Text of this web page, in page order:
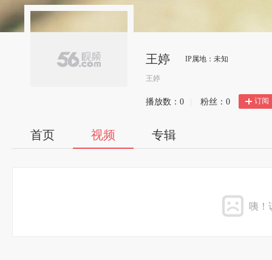
王婷 IP属地：未知
王婷
播放数： 0 粉丝： 0 订阅
首页 视频 专辑
咦！